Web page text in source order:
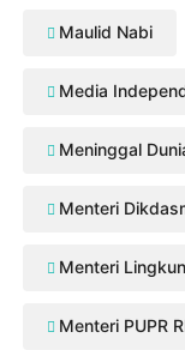
Maulid Nabi
Media
Meninggal
Menteri
Menteri
Menteri PUPR